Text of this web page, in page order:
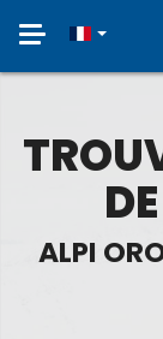
Toggle
ALPI